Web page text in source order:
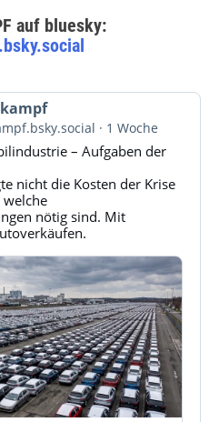
auf bluesky:
1 Woche
– Aufgaben der
nicht die Kosten der Krise
nötig sind. Mit